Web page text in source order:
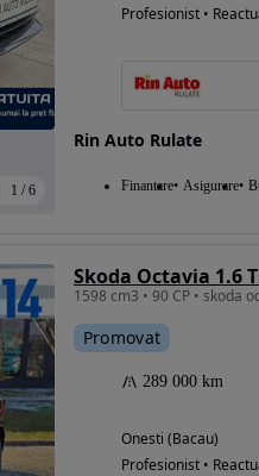
1 / 6
Profesionist •
Rin Auto Rulate
Finantare Asigurare
Skoda Octavia 1.6
1598 cm3 • 90 CP • skoda
Promovat
289 000 km
Onesti (Bacau)
Profesionist •